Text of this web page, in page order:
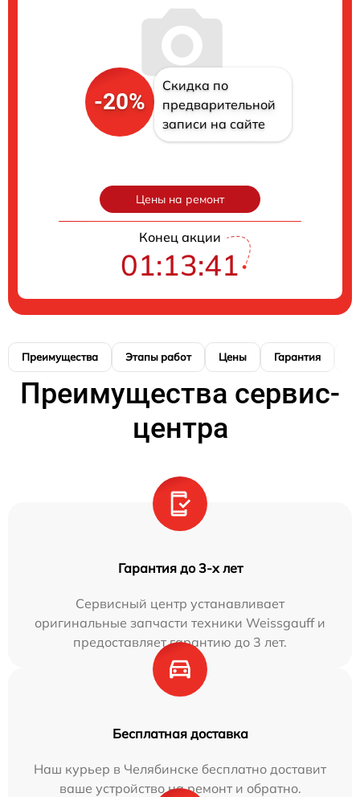
-20%
Скидка по
предварительной
записи на сайте
Цены на ремонт
Конец акции
01:13:40
Преимущества Этапы работ Цены Гарантия
Преимущества сервис-
центра
Гарантия до 3-х лет
Сервисный центр устанавливает
оригинальные запчасти техники Weissgauff и
предоставляет гарантию до 3 лет.
Бесплатная доставка
Наш курьер в Челябинске бесплатно доставит
ваше устройство на ремонт и обратно.